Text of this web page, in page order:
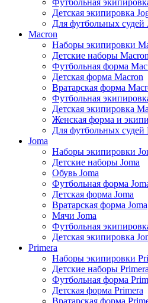
Футбольная
Детская экипировка
Для футбольных судей
Macron
Наборы экипировки
Детские наборы Macron
Футбольная форма
Детская форма Macron
Вратарская форма
Футбольная
Детская экипировка
Женская форма и
Для футбольных судей
Joma
Наборы экипировки
Детские наборы Joma
Обувь Joma
Футбольная форма
Детская форма Joma
Вратарская форма Joma
Мячи Joma
Футбольная
Детская экипировка
Primera
Наборы экипировки
Детские наборы Primera
Футбольная форма
Детская форма Primera
Вратарская форма